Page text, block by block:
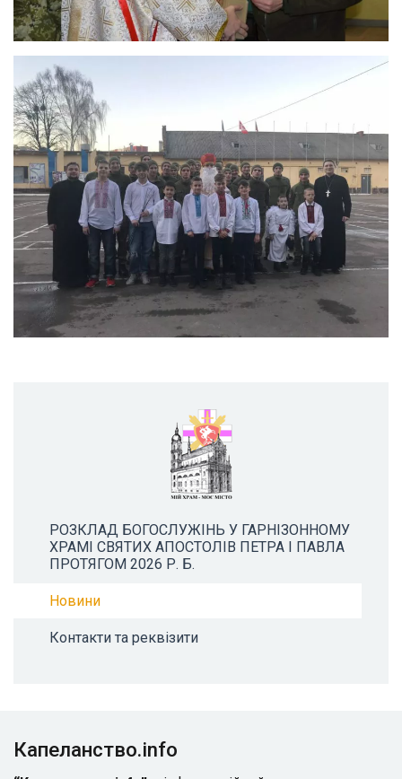
РОЗКЛАД БОГОСЛУЖІНЬ У ГАРНІЗОННОМУ
ХРАМІ СВЯТИХ АПОСТОЛІВ ПЕТРА І ПАВЛА
ПРОТЯГОМ 2026 Р. Б.
Новини
Контакти та реквізити
Капеланство.info